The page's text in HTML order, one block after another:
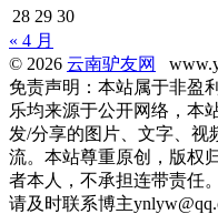
28 29 30
« 4 月
© 2026 云南驴友网
免责声明：本站属于非盈
乐均来源于公开网络，本
发/分享的图片、文字、视
流。本站尊重原创，版权
者本人，不承担连带责任
请及时联系博主